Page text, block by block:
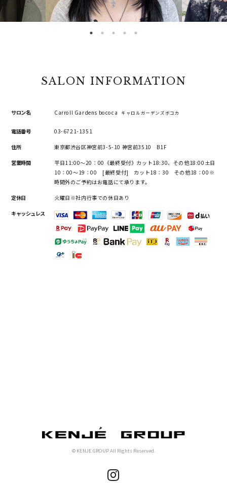
SALON INFORMATION
サロン名 Carroll Gardens bococa キャロルガーデンズボコカ
電話番号 03-6721-1351
住所 東京都渋谷区神宮前3-5-10 神宮前3510 B1F
営業時間
平日11:00～20：00《最終受付》カット18:30、その他18:00土日
10：00～19：00 [最終受付] カット18：30 その他18：00※
時間外のご予約はお電話にて承ります。
定休日 火曜日※社内行事での休日あり
キャッシュレス
© KENJE GROUP All Rights Reserved.